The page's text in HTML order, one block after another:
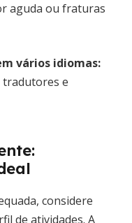
aguda ou fraturas
vários idiomas:
e
considere
de atividades. A